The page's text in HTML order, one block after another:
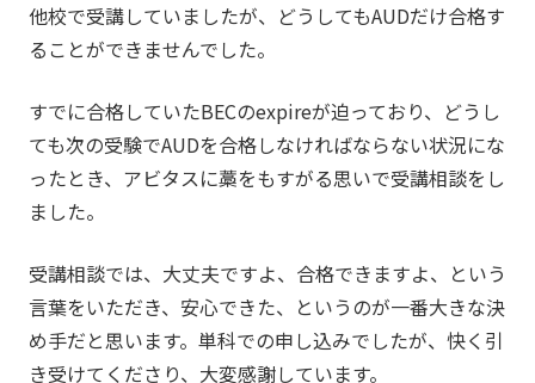
他校で受講していましたが、どうしてもAUDだけ合格す
ることができませんでした。
すでに合格していたBECのexpireが迫っており、どうし
ても次の受験でAUDを合格しなければならない状況にな
ったとき、アビタスに藁をもすがる思いで受講相談をし
ました。
受講相談では、大丈夫ですよ、合格できますよ、という
言葉をいただき、安心できた、というのが一番大きな決
め手だと思います。単科での申し込みでしたが、快く引
き受けてくださり、大変感謝しています。